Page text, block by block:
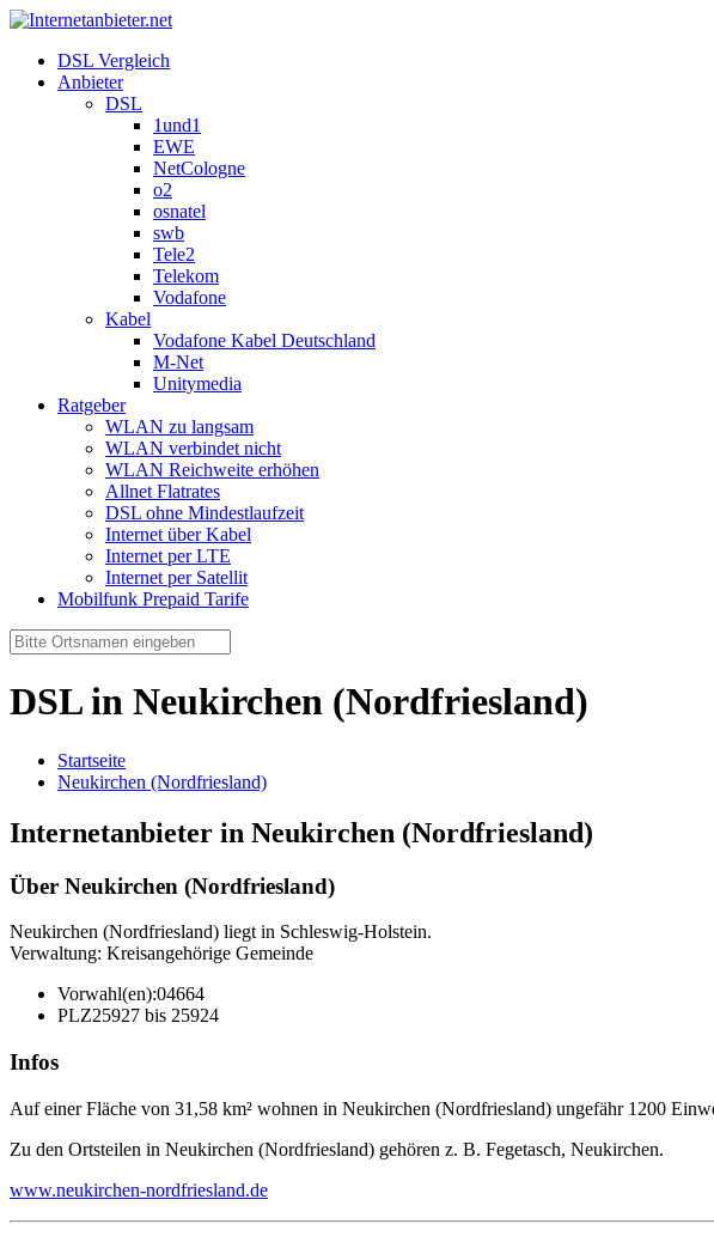
DSL Vergleich
Anbieter
DSL
1und1
EWE
NetCologne
o2
osnatel
swb
Tele2
Telekom
Vodafone
Kabel
Vodafone Kabel Deutschland
M-Net
Unitymedia
Ratgeber
WLAN zu langsam
WLAN verbindet nicht
WLAN Reichweite erhöhen
Allnet Flatrates
DSL ohne Mindestlaufzeit
Internet über Kabel
Internet per LTE
Internet per Satellit
Mobilfunk Prepaid Tarife
DSL in Neukirchen (Nordfriesland)
Startseite
Neukirchen (Nordfriesland)
Internetanbieter in Neukirchen (Nordfriesland)
Über Neukirchen (Nordfriesland)
Neukirchen (Nordfriesland) liegt in Schleswig-Holstein.
Verwaltung: Kreisangehörige Gemeinde
Vorwahl(en):04664
PLZ25927 bis 25924
Infos
Auf einer Fläche von 31,58 km² wohnen in Neukirchen (Nordfriesland) ungefähr 1200
Zu den Ortsteilen in Neukirchen (Nordfriesland) gehören z. B. Fegetasch, Neukirchen.
www.neukirchen-nordfriesland.de